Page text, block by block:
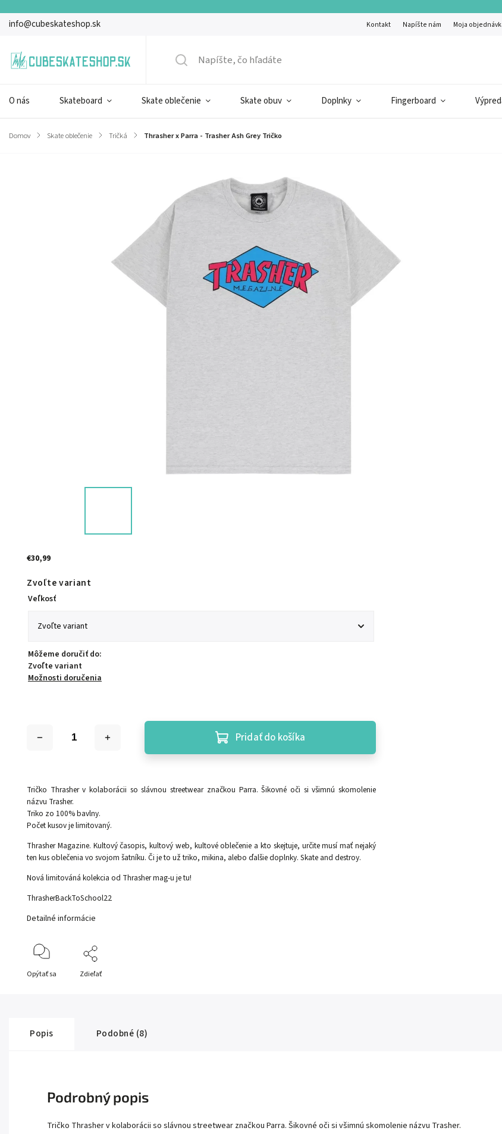
info@cubeskateshop.sk Kontakt Napíšte nám Moja
O nás Skateboard Skate oblečenie Skate obuv Doplnky Fingerboard
Domov / Skate oblečenie / Tričká / Thrasher x Parra - Trasher Ash Grey Tričko
€30,99
Zvoľte variant
Veľkosť
Môžeme doručiť do:
Zvoľte variant
Možnosti doručenia
Pridať do košíka
Tričko Thrasher v kolaborácii so slávnou streetwear značkou Parra. Šikovné oči si všimnú skomolenie
názvu Trasher.
Triko zo 100% bavlny.
Počet kusov je limitovaný.
Thrasher Magazine. Kultový časopis, kultový web, kultové oblečenie a kto skejtuje, určite musí mať nejaký
ten kus oblečenia vo svojom šatníku. Či je to už triko, mikina, alebo ďalšie doplnky. Skate and destroy.
Nová limitováná kolekcia od Thrasher mag-u je tu!
ThrasherBackToSchool22
Detailné informácie
Opýtať sa Zdieľať
Popis Podobné (8)
Podrobný popis
Tričko Thrasher v kolaborácii so slávnou streetwear značkou Parra. Šikovné oči si všimnú skomolenie názvu Trasher.